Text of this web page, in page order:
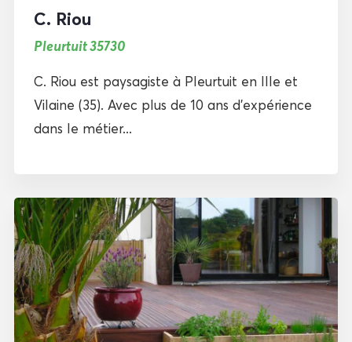
C. Riou
Pleurtuit 35730
C. Riou est paysagiste à Pleurtuit en Ille et
Vilaine (35). Avec plus de 10 ans d’expérience
dans le métier...